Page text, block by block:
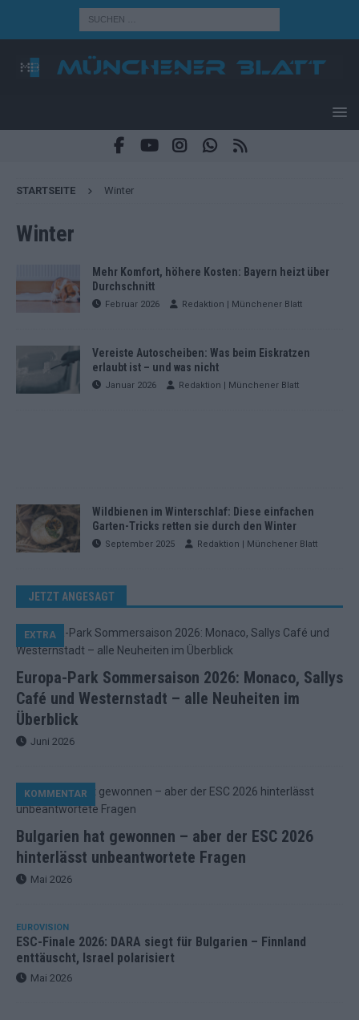
STARTSEITE Winter
Winter
Mehr Komfort, höhere Kosten: Bayern heizt über
Durchschnitt
Februar 2026 Redaktion | Münchener Blatt
Vereiste Autoscheiben: Was beim Eiskratzen
erlaubt ist – und was nicht
Januar 2026 Redaktion | Münchener Blatt
Wildbienen im Winterschlaf: Diese einfachen
Garten-Tricks retten sie durch den Winter
September 2025 Redaktion | Münchener Blatt
JETZT ANGESAGT
Europa-Park Sommersaison 2026: Monaco, Sallys
Café und Westernstadt – alle Neuheiten im
Überblick
EXTRA
Juni 2026
Bulgarien hat gewonnen – aber der ESC 2026
hinterlässt unbeantwortete Fragen
KOMMENTAR
Mai 2026
EUROVISION
ESC-Finale 2026: DARA siegt für Bulgarien – Finnland
enttäuscht, Israel polarisiert
Mai 2026